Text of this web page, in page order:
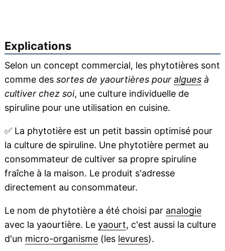
Explications
Selon un concept commercial, les phytotières sont
comme des sortes de yaourtières pour alguesà
cultiver chez soi, une culture individuelle de
spiruline pour une utilisation en cuisine.
✅La phytotière est un petit bassin optimisé pour
la culture de spiruline. Une phytotière permet au
consommateur de cultiver sa propre spiruline
fraîche à la maison. Le produit s'adresse
directement au consommateur.
Le nom de phytotière a été choisi par analogie
avec la yaourtière. Le yaourt, c'est aussi la culture
d'un micro-organisme(les levures).